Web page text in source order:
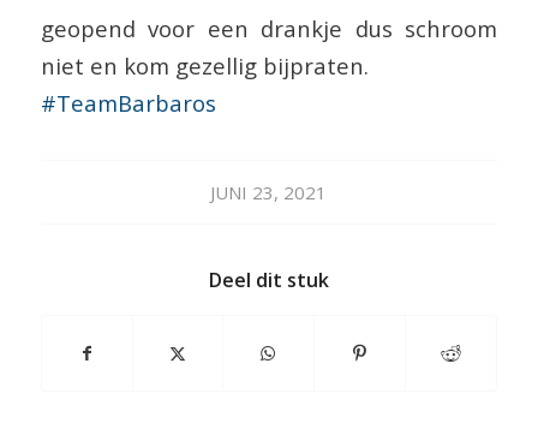
geopend voor een drankje dus schroom
niet en kom gezellig bijpraten.
#TeamBarbaros
JUNI 23, 2021
Deel dit stuk